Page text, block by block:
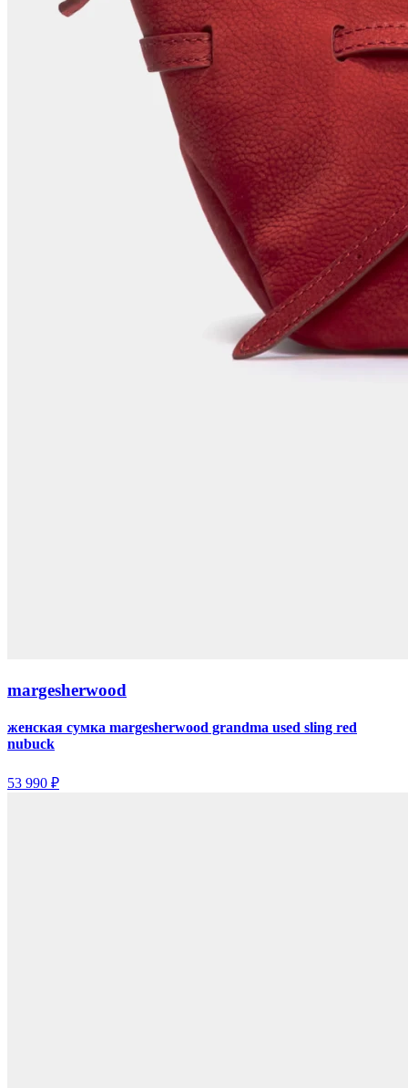
margesherwood
женская сумка margesherwood grandma used sling red
nubuck
53 990 ₽